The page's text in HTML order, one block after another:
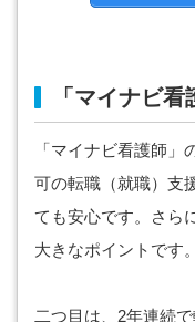
「マイナビ
「マイナビ看護師
可の転職（就職）支
ても安心です。さら
大きなポイントです。
二つ目は、2年連続